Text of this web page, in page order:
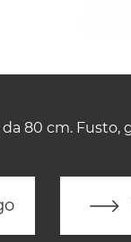
80 cm. Fusto,